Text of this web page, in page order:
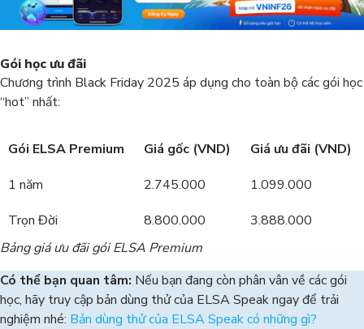
Gói học ưu đãi
Chương trình Black Friday 2025 áp dụng cho toàn bộ các gói học
“hot” nhất:
Gói ELSA Premium Giá gốc (VND)
Giá ưu đãi (VND)
1 năm
2.745.000
1.099.000
Trọn Đời
8.800.000
3.888.000
Bảng giá ưu đãi gói ELSA Premium
Có thể bạn quan tâm: Nếu bạn đang còn phân vân về các gói
học, hãy truy cập bản dùng thử của ELSA Speak ngay để trải
nghiệm nhé: Bản dùng thử của ELSA Speak có những gì?